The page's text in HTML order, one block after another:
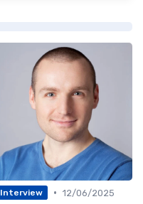
Interview • 12/06/2025